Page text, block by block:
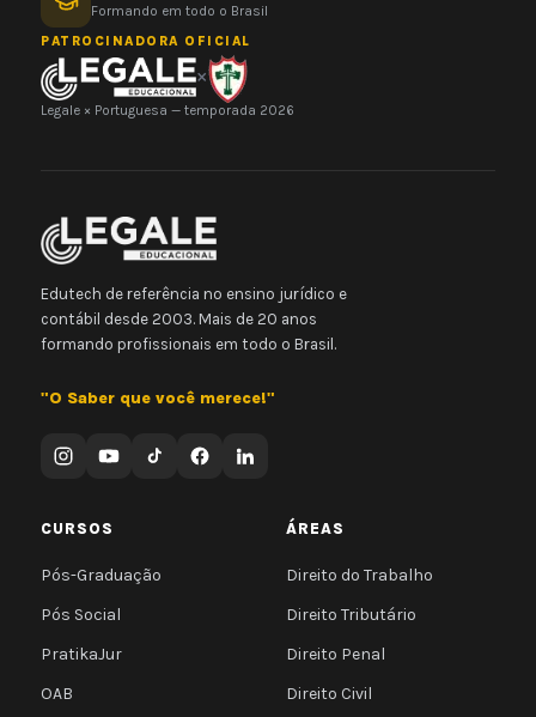
Formando em todo o Brasil
PATROCINADORA OFICIAL
×
Legale × Portuguesa — temporada 2026
Edutech de referência no ensino jurídico e
contábil desde 2003. Mais de 20 anos
formando profissionais em todo o Brasil.
"O Saber que você merece!"
CURSOS
Pós-Graduação
Pós Social
PratikaJur
OAB
ÁREAS
Direito do Trabalho
Direito Tributário
Direito Penal
Direito Civil